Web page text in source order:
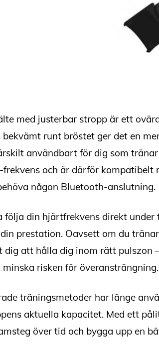
med justerbar stropp är ett
runt bröstet ger det en
användbart för dig som
frekvens och är därför
någon Bluetooth-anslutning.
följa din hjärtfrekvens direkt
prestation. Oavsett om du
dig att hålla dig inom rätt pulszon
risken för överansträngning.
träningsmetoder har länge
aktuella kapacitet. Med ett
över tid och bygga upp en